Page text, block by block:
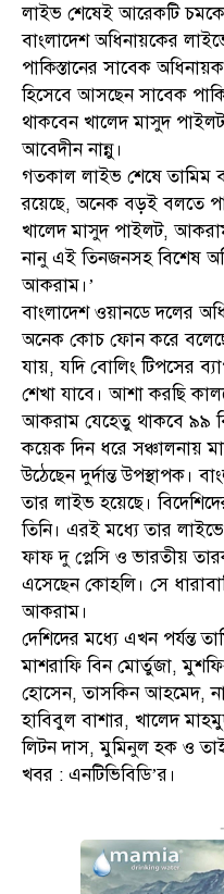
লাইভ শেষেই আরেকটি
বাংলাদেশ অধিনায়কের
পাকিস্তানের সাবেক
হিসেবে আসছেন সাবেক
থাকবেন খালেদ মাসুদ
আবেদীন নান্নু।
গতকাল লাইভ শেষে তামিম
রয়েছে, অনেক বড়ই বলতে
খালেদ মাসুদ পাইলট,
নানু এই তিনজনসহ বিশেষ
আকরাম।’
বাংলাদেশ ওয়ানডে দলের
অনেক কোচ ফোন করে
যায়, যদি বোলিং টিপসের
শেখা যাবে। আশা করছি
আকরাম যেহেতু থাকবে ৯৯
কয়েক দিন ধরে সঞ্চালনায়
উঠেছেন দুর্দান্ত উপস্থাপক।
তার লাইভ হয়েছে।
তিনি। এরই মধ্যে তার
ফাফ দু প্লেসি ও ভারতীয়
এসেছেন কোহলি। সে
আকরাম।
দেশিদের মধ্যে এখন পর্যন্ত
মাশরাফি বিন মোর্তুজা,
হোসেন, তাসকিন আহমেদ,
হাবিবুল বাশার, খালেদ
লিটন দাস, মুমিনুল হক ও
খবর : এনটিভিবিডি’র।